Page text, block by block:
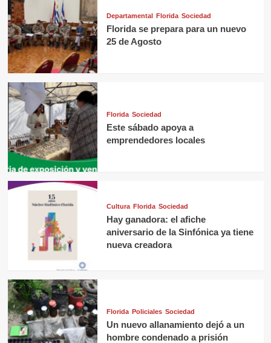
Departamental Florida Sociedad
Florida se prepara para un nuevo
25 de Agosto
Florida Sociedad
Este sábado apoya a
emprendedores locales
Cultura Florida Sociedad
Hay ganadora: el afiche
aniversario de la Sinfónica ya tiene
nueva creadora
Florida Policiales Sociedad
Un nuevo allanamiento dejó a un
hombre condenado a prisión